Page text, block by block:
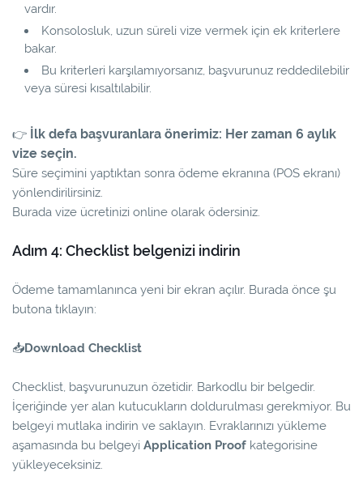
vardır.
Konsolosluk, uzun süreli vize vermek için ek kriterlere
bakar.
Bu kriterleri karşılamıyorsanız, başvurunuz reddedilebilir
veya süresi kısaltılabilir.
👉 İlk defa başvuranlara önerimiz: Her zaman 6 aylık
vize seçin.
Süre seçimini yaptıktan sonra ödeme ekranına (POS ekranı)
yönlendirilirsiniz.
Burada vize ücretinizi online olarak ödersiniz.
Adım 4: Checklist belgenizi indirin
Ödeme tamamlanınca yeni bir ekran açılır. Burada önce şu
butona tıklayın:
📥Download Checklist
Checklist, başvurunuzun özetidir. Barkodlu bir belgedir.
İçeriğinde yer alan kutucukların doldurulması gerekmiyor. Bu
belgeyi mutlaka indirin ve saklayın. Evraklarınızı yükleme
aşamasında bu belgeyi Application Proof kategorisine
yükleyeceksiniz.